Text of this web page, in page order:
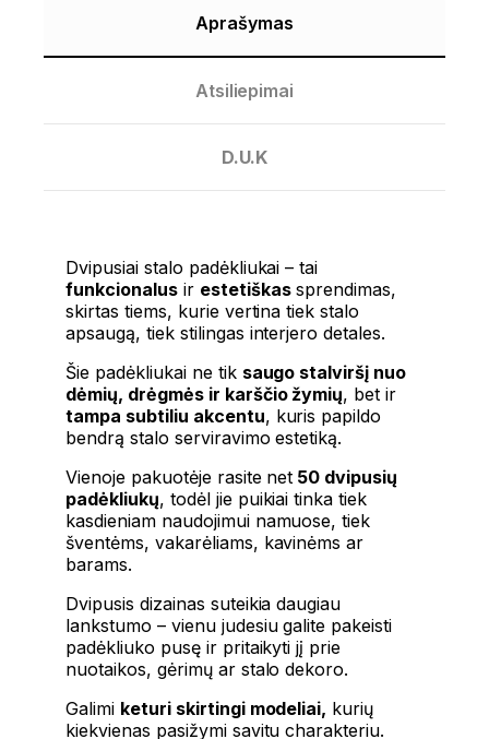
Aprašymas
Atsiliepimai
D.U.K
Dvipusiai stalo padėkliukai – tai
funkcionalusir estetiškassprendimas,
skirtas tiems, kurie vertina tiek stalo
apsaugą, tiek stilingas interjero detales.
Šie padėkliukai ne tik saugo stalviršį nuo
dėmių, drėgmės ir karščio žymių, bet ir
tampa subtiliu akcentu, kuris papildo
bendrą stalo serviravimo estetiką.
Vienoje pakuotėje rasite net 50 dvipusių
padėkliukų, todėl jie puikiai tinka tiek
kasdieniam naudojimui namuose, tiek
šventėms, vakarėliams, kavinėms ar
barams.
Dvipusis dizainas suteikia daugiau
lankstumo – vienu judesiu galite pakeisti
padėkliuko pusę ir pritaikyti jį prie
nuotaikos, gėrimų ar stalo dekoro.
Galimi keturi skirtingi modeliai, kurių
kiekvienas pasižymi savitu charakteriu.